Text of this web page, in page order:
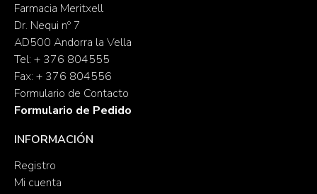
Farmacia Meritxell
Dr. Nequi nº 7
AD500 Andorra la Vella
Tel: + 376 804555
Fax: + 376 804556
Formulario de Contacto
Formulario de Pedido
INFORMACIÓN
Registro
Mi cuenta